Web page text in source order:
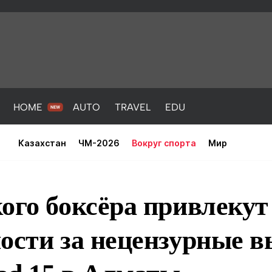
HOME AUTO TRAVEL EDU
Казахстан ЧМ-2026 Вокруг спорта Мир
Новости
боксёра
за нецензурные